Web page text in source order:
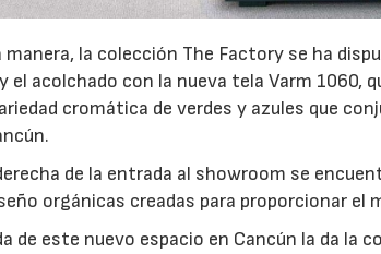
manera, la colección The Factory se ha
el acolchado con la nueva tela Varm 1060,
cromática de verdes y azules que
de la entrada al showroom se
orgánicas creadas para proporcionar el
de este nuevo espacio en Cancún la da